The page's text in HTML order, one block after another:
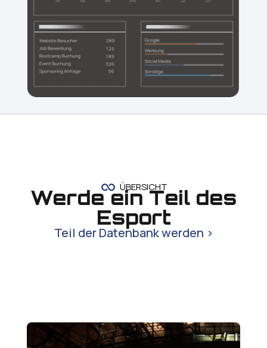
ÜBERSICHT
Werde ein Teil des
Esport
Teil der Datenbank werden >